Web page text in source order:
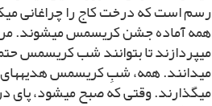
رسم است که درخت کاج را چراغانى
همه آماده جشن کریسمس مى‏شوند.
مى‏پردازند تا بتوانند شب کریسمس
مى‏دانند. همه، شبِ کریسمس هدیه‏هاى
مى‏گذارند. وقتى که صبح مى‏شود، پاى